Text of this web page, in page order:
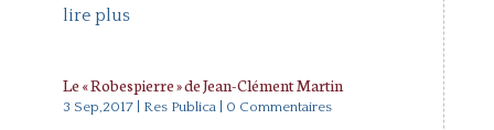
lire plus
Le « Robespierre » de Jean-Clément Martin
3 Sep,2017| Res Publica| 0 Commentaires